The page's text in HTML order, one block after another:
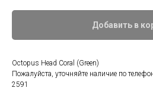
Добавить в
Octopus Head Coral (Green)
Пожалуйста, уточняйте наличие по
2591